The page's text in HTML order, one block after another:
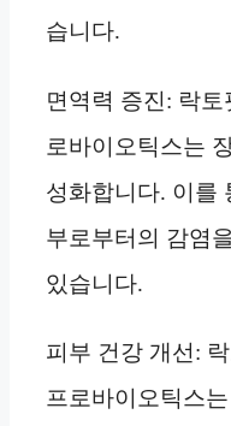
습니다.
면역력 증진: 락
로바이오틱스는
성화합니다. 이를
부로부터의 감염
있습니다.
피부 건강 개선:
프로바이오틱스